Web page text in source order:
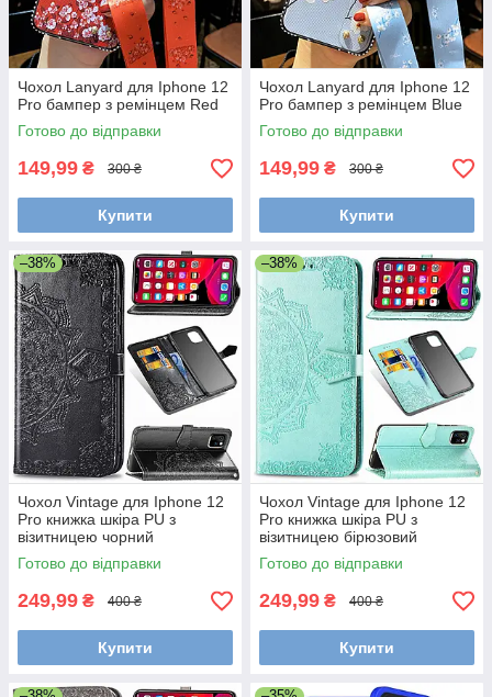
Чохол Lanyard для Iphone 12
Pro бампер з ремінцем Red
Готово до відправки
149,99 ₴ 300 ₴
Купити
Чохол Lanyard для Iphone 12
Pro бампер з ремінцем Blue
Готово до відправки
149,99 ₴ 300 ₴
Купити
–38%
Чохол Vintage для Iphone 12
Pro книжка шкіра PU з
візитницею чорний
Готово до відправки
249,99 ₴ 400 ₴
Купити
–38%
Чохол Vintage для Iphone 12
Pro книжка шкіра PU з
візитницею бірюзовий
Готово до відправки
249,99 ₴ 400 ₴
Купити